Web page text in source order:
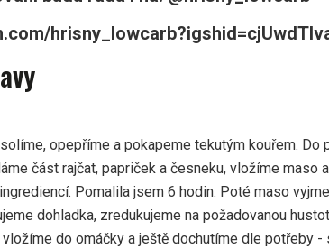
opepříme a pokapeme tekutým kouřem. Do
část rajčat, papriček a česneku, vložíme maso
Pomalila jsem 6 hodin. Poté maso
dohladka, zredukujeme na požadovanou
vložíme do omáčky a ještě dochutíme dle potřeby -